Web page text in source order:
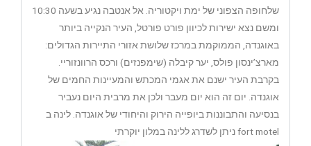
שלחופה הצפוני של ימת ויקטוריה. אל אנטבה נגיע בשעה 10:30
ומשם נצא ישירות לכיוון פורט פורטל, העיר הנקייה ביותר
באוגנדה, הממוקמת במרכז שלושת אזורי התיירות הגדולים:
מארצ’ינסון פולס, יער קיבלה (שימפנזים) ורכס הרוונזוריי.
בקרבת העיר ישנם את אגמי המכתש והמעיינות החמים של
אוגנדה. יום זה הוא יום מעבר ולכן את מרבית היום נעביר
בנסיעה והתבוננות ביופייה הירוק והיחודי של אוגנדה. לינה ב
fort motel ניתן לשדרג ללינה במלון יוקרתי